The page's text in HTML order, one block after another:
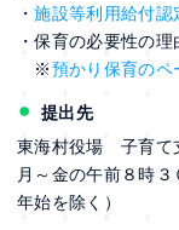
・施設等利用給付
・保育の必要性の
※預かり保育のペ
提出先
東海村役場 子育て
月～金の午前８時
年始を除く）